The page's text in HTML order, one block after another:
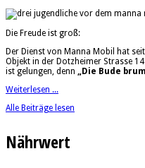
Die Freude ist groß:
Der Dienst von Manna Mobil hat
Objekt in der Dotzheimer Strasse
ist gelungen, denn „Die Bude
Weiterlesen ...
Alle Beiträge lesen
Nährwert